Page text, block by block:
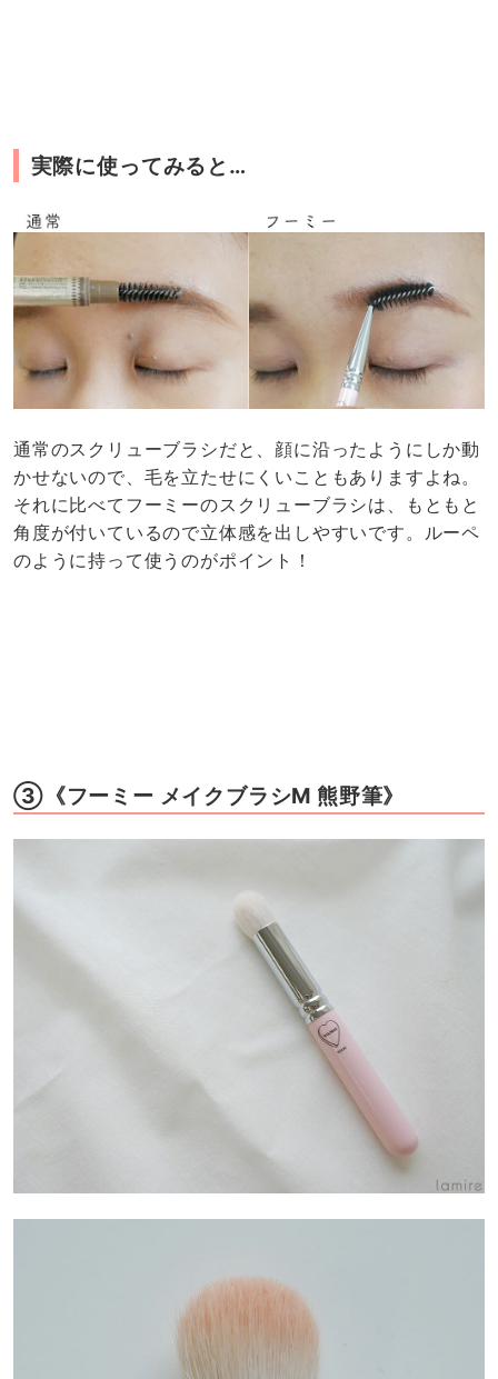
実際に使ってみると…
通常のスクリューブラシだと、顔に沿ったようにしか動
かせないので、毛を立たせにくいこともありますよね。
それに比べてフーミーのスクリューブラシは、もともと
角度が付いているので立体感を出しやすいです。ルーペ
のように持って使うのがポイント！
③《フーミー メイクブラシM 熊野筆》